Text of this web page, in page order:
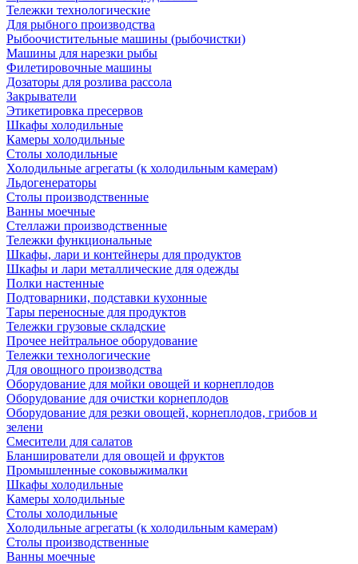
Тележки технологические
Для рыбного производства
Рыбоочистительные машины (рыбочистки)
Машины для нарезки рыбы
Филетировочные машины
Дозаторы для розлива рассола
Закрыватели
Этикетировка пресервов
Шкафы холодильные
Камеры холодильные
Столы холодильные
Холодильные агрегаты (к холодильным камерам)
Льдогенераторы
Столы производственные
Ванны моечные
Стеллажи производственные
Тележки функциональные
Шкафы, лари и контейнеры для продуктов
Шкафы и лари металлические для одежды
Полки настенные
Подтоварники, подставки кухонные
Тары переносные для продуктов
Тележки грузовые складские
Прочее нейтральное оборудование
Тележки технологические
Для овощного производства
Оборудование для мойки овощей и корнеплодов
Оборудование для очистки корнеплодов
Оборудование для резки овощей, корнеплодов, грибов и
зелени
Смесители для салатов
Бланширователи для овощей и фруктов
Промышленные соковыжималки
Шкафы холодильные
Камеры холодильные
Столы холодильные
Холодильные агрегаты (к холодильным камерам)
Столы производственные
Ванны моечные